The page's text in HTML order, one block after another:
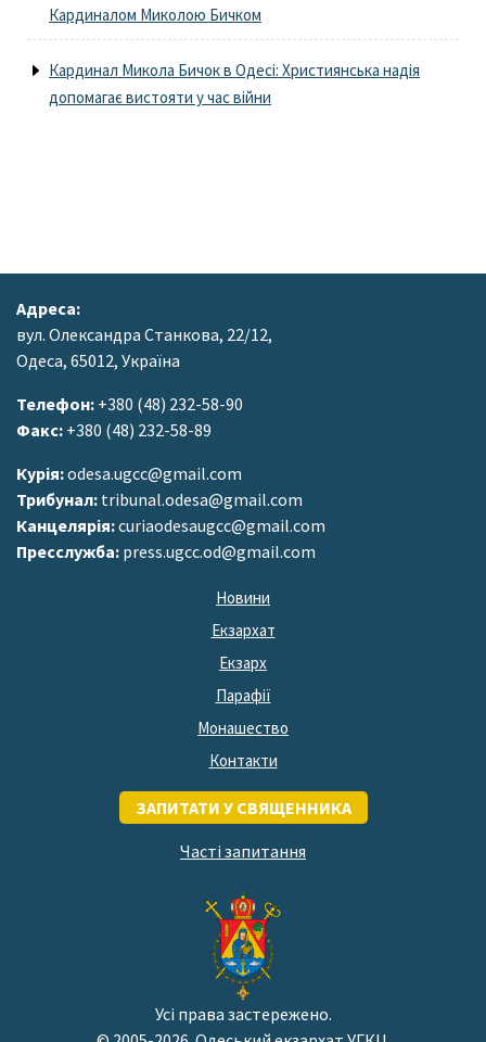
Кардиналом Миколою Бичком
Кардинал Микола Бичок в Одесі: Християнська надія
допомагає вистояти у час війни
Адреса:
вул. Олександра Станкова, 22/12,
Одеса, 65012, Україна
Телефон: +380 (48) 232-58-90
Факс: +380 (48) 232-58-89
Курія:odesa.ugcc@gmail.com
Трибунал: tribunal.odesa@gmail.com
Канцелярія:curiaodesaugcc@gmail.com
Пресслужба: press.ugcc.od@gmail.com
Новини
Екзархат
Екзарх
Парафії
Монашество
Контакти
ЗАПИТАТИ У СВЯЩЕННИКА
Часті запитання
Усі права застережено.